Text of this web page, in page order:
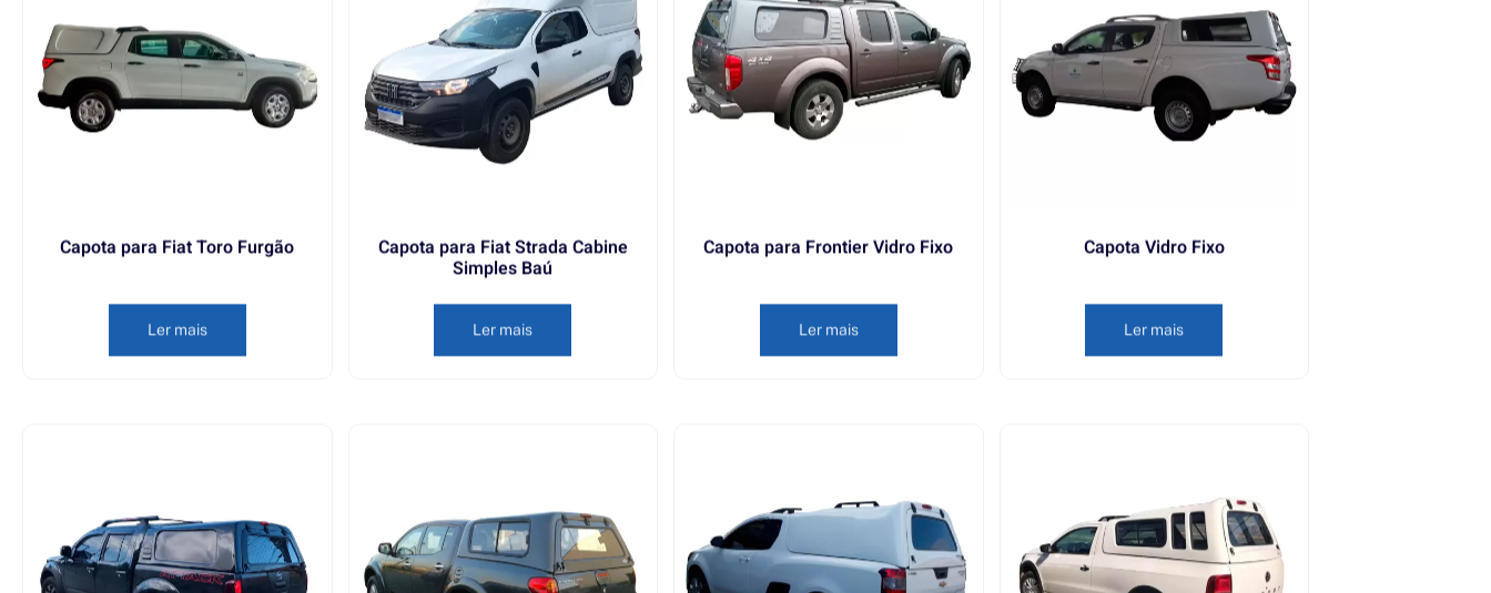
Capota para Fiat Toro Furgão
Ler mais
Capota para Fiat Strada Cabine
Simples Baú
Ler mais
Capota para Frontier Vidro Fixo
Ler mais
Capota Vidro Fixo
Ler mais